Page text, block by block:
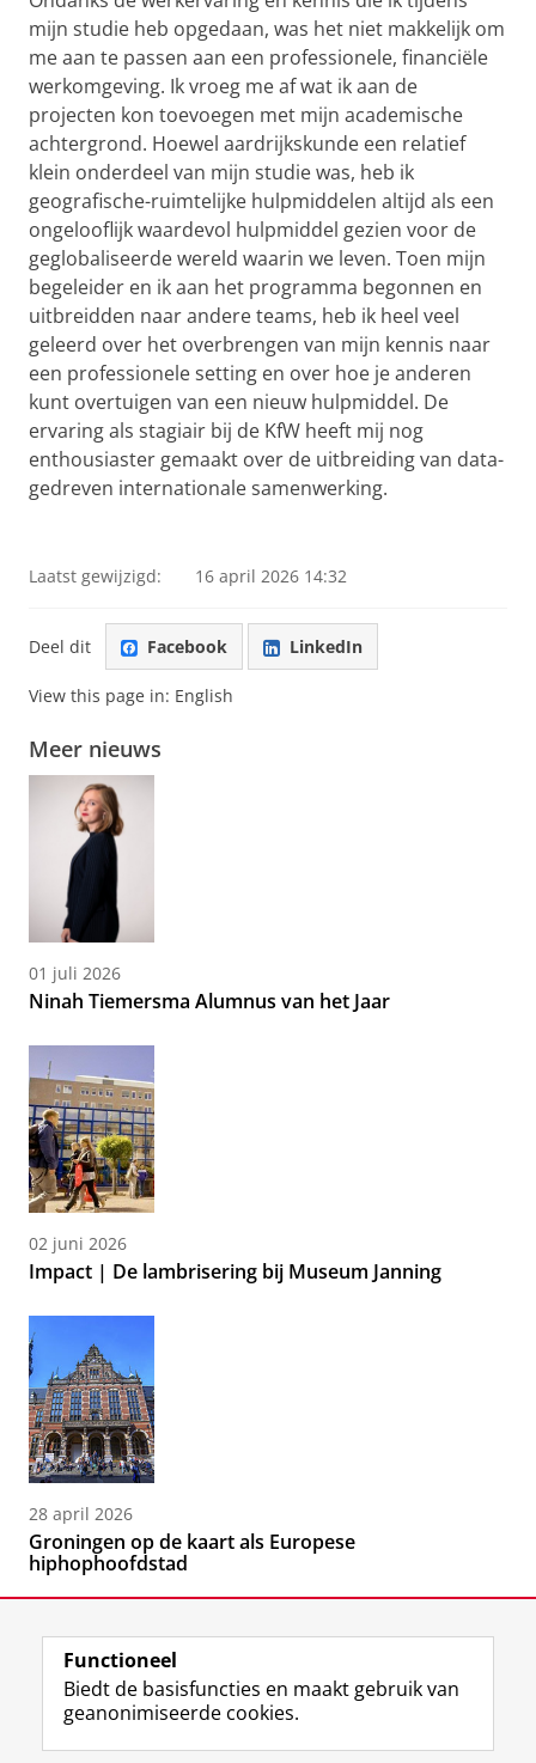
mijn studie heb opgedaan, was het niet makkelijk om
me aan te passen aan een professionele, financiële
werkomgeving. Ik vroeg me af wat ik aan de
projecten kon toevoegen met mijn academische
achtergrond. Hoewel aardrijkskunde een relatief
klein onderdeel van mijn studie was, heb ik
geografische-ruimtelijke hulpmiddelen altijd als een
ongelooflijk waardevol hulpmiddel gezien voor de
geglobaliseerde wereld waarin we leven. Toen mijn
begeleider en ik aan het programma begonnen en
uitbreidden naar andere teams, heb ik heel veel
geleerd over het overbrengen van mijn kennis naar
een professionele setting en over hoe je anderen
kunt overtuigen van een nieuw hulpmiddel. De
ervaring als stagiair bij de KfW heeft mij nog
enthousiaster gemaakt over de uitbreiding van data-
gedreven internationale samenwerking.
Laatst gewijzigd: 16 april 2026 14:32
Deel dit Facebook LinkedIn
View this page in: English
Meer nieuws
01 juli 2026
Ninah Tiemersma Alumnus van het Jaar
02 juni 2026
Impact | De lambrisering bij Museum Janning
28 april 2026
Groningen op de kaart als Europese
hiphophoofdstad
Volg de RUG F L R I Y
Functioneel
Biedt de basisfuncties en maakt gebruik van
geanonimiseerde cookies.